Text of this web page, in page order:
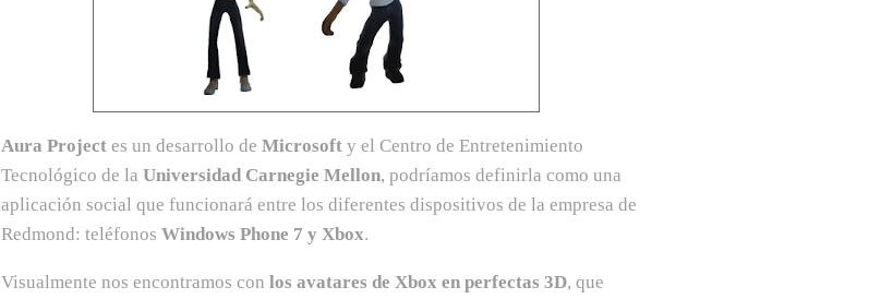
Aura Project es un desarrollo de Microsoft y el Centro de Entretenimiento
Tecnológico de la Universidad Carnegie Mellon, podríamos definirla como una
aplicación social que funcionará entre los diferentes dispositivos de la empresa de
Redmond: teléfonos Windows Phone 7 y Xbox.
Visualmente nos encontramos con los avatares de Xbox en perfectas 3D, que